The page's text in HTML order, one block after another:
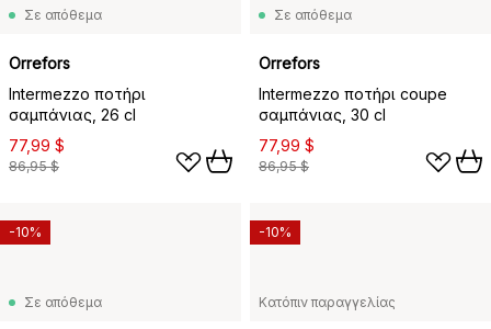
Σε απόθεμα
Orrefors
Intermezzo ποτήρι
σαμπάνιας, 26 cl
77,99 $
86,95 $
Σε απόθεμα
Orrefors
Intermezzo ποτήρι coupe
σαμπάνιας, 30 cl
77,99 $
86,95 $
Σε απόθεμα
-10%
Κατόπιν παραγγελίας
-10%